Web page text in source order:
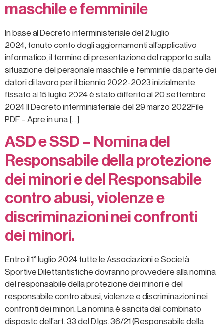
maschile e femminile
In base al Decreto interministeriale del 2 luglio
2024, tenuto conto degli aggiornamenti all’applicativo
informatico, il termine di presentazione del rapporto sulla
situazione del personale maschile e femminile da parte dei
datori di lavoro per il biennio 2022-2023 inizialmente
fissato al 15 luglio 2024 è stato differito al 20 settembre
2024 Il Decreto interministeriale del 29 marzo 2022File
PDF – Apre in una […]
ASD e SSD – Nomina del
Responsabile della protezione
dei minori e del Responsabile
contro abusi, violenze e
discriminazioni nei confronti
dei minori.
Entro il 1° luglio 2024 tutte le Associazioni e Società
Sportive Dilettantistiche dovranno provvedere alla nomina
del responsabile della protezione dei minori e del
responsabile contro abusi, violenze e discriminazioni nei
confronti dei minori. La nomina è sancita dal combinato
disposto dell’art. 33 del D.lgs. 36/21 (Responsabile della